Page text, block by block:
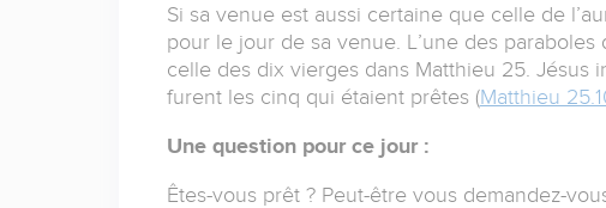
Si sa venue est aussi certaine que celle de
pour le jour de sa venue. L’une des
celle des dix vierges dans Matthieu 25. Jésus
furent les cinq qui étaient prêtes (Matthieu
Une question pour ce jour :
Êtes-vous prêt ? Peut-être vous demandez-